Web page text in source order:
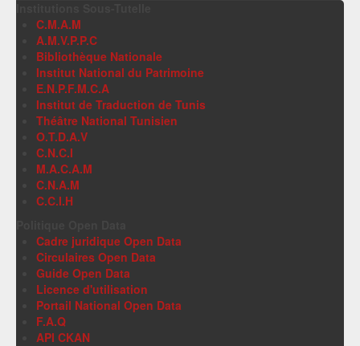
C.M.A.M
A.M.V.P.P.C
Bibliothèque Nationale
Institut National du Patrimoine
E.N.P.F.M.C.A
Institut de Traduction de Tunis
Théâtre National Tunisien
O.T.D.A.V
C.N.C.I
M.A.C.A.M
C.N.A.M
C.C.I.H
Cadre juridique Open Data
Circulaires Open Data
Guide Open Data
Licence d'utilisation
Portail National Open Data
F.A.Q
API CKAN